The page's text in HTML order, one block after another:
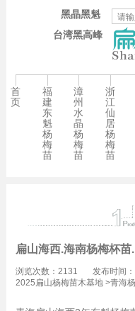
台湾黑高峰
黑晶黑魁
首
页
福
建
东
魁
杨
梅
苗
漳
州
水
晶
杨
梅
苗
浙
江
仙
居
杨
梅
苗
扁山海西.海南杨梅杯
浏览次数：2131
发布时间
2025扁山杨梅苗木基地>青海